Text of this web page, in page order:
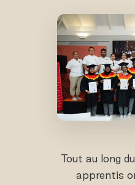
Tout au long
apprentis